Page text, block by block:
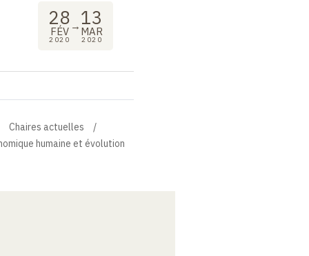
28
FÉV
2020
→ 13
MAR
2020
Chaires actuelles
humaine et évolution